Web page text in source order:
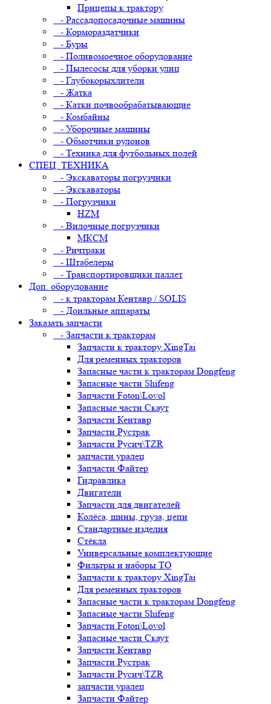
Прицепы к трактору
- Рассадопосадочные машины
- Кормораздатчики
- Буры
- Поливомоечное оборудование
- Пылесосы для уборки улиц
- Глубокорыхлители
- Жатка
- Катки почвообрабатывающие
- Комбайны
- Уборочные машины
- Обмотчики рулонов
- Техника для футбольных полей
СПЕЦ. ТЕХНИКА
- Экскаваторы погрузчики
- Экскаваторы
- Погрузчики
HZM
- Вилочные погрузчики
МКСМ
- Ричтраки
- Штабелеры
- Транспортировщики паллет
Доп. оборудование
- к тракторам Кентавр / SOLIS
- Доильные аппараты
Заказать запчасти
- Запчасти к тракторам
Запчасти к трактору XingTai
Для ременных тракторов
Запасные части к тракторам Dongfeng
Запасные части Shifeng
Запчасти Foton\Lovol
Запасные части Скаут
Запчасти Кентавр
Запчасти Рустрак
Запчасти Русич\TZR
запчасти уралец
Запчасти Файтер
Гидравлика
Двигатели
Запчасти для двигателей
Колёса, шины, груза, цепи
Стандартные изделия
Стёкла
Универсальные комплектующие
Фильтры и наборы ТО
Запчасти к трактору XingTai
Для ременных тракторов
Запасные части к тракторам Dongfeng
Запасные части Shifeng
Запчасти Foton\Lovol
Запасные части Скаут
Запчасти Кентавр
Запчасти Рустрак
Запчасти Русич\TZR
запчасти уралец
Запчасти Файтер